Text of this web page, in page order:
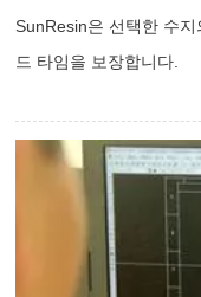
SunResin은 선택한 수
드 타임을 보장합니다.